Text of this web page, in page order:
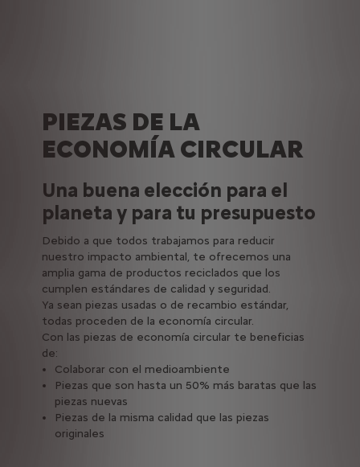
PIEZAS DE LA
ECONOMÍA CIRCULAR
Una buena elección para el
planeta y para tu presupuesto
Debido a que todos trabajamos para reducir
nuestro impacto ambiental, te ofrecemos una
amplia gama de productos reciclados que los
cumplen estándares de calidad y seguridad.
Ya sean piezas usadas o de recambio estándar,
todas proceden de la economía circular.
Con las piezas de economía circular te beneficias
de:
Colaborar con el medioambiente
Piezas que son hasta un 50% más baratas que las
piezas nuevas
Piezas de la misma calidad que las piezas
originales